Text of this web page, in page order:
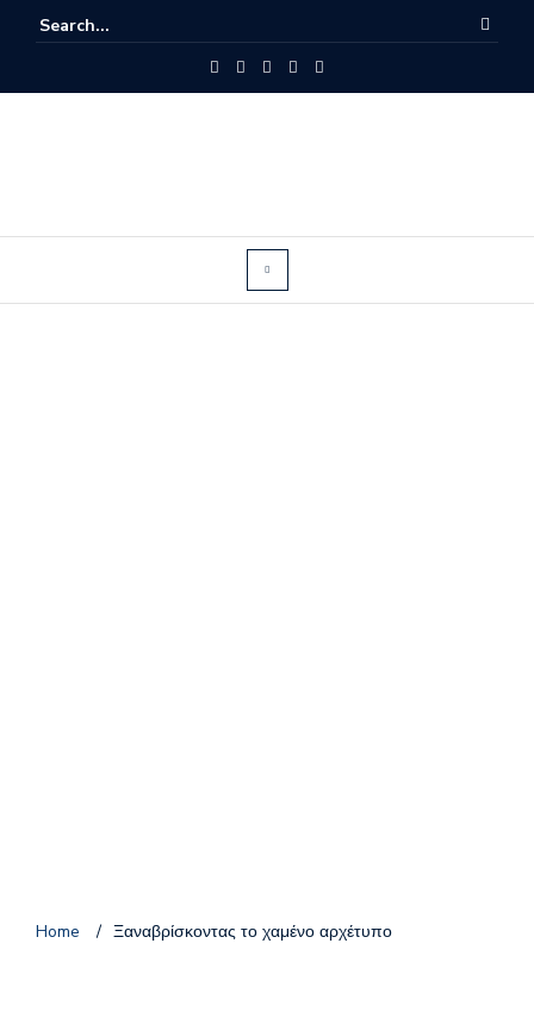
Home / Ξαναβρίσκοντας το χαμένο αρχέτυπο